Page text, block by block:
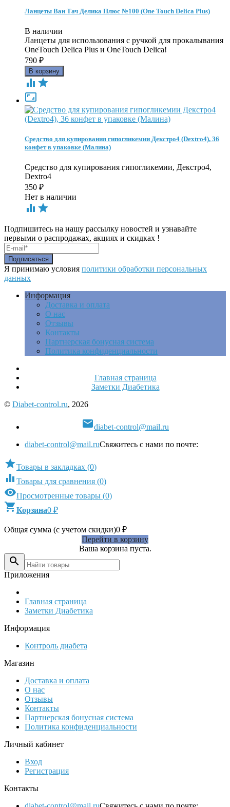
Ланцеты Ван Тач Делика Плюс №100 (One Touch Delica Plus)
В наличии
Ланцеты для использования с ручкой для прокалывания
OneTouch Delica Plus и OneTouch Delica!
790 ₽
 

Средство для купирования гипогликемии Декстро4 (Dextro4), 36
конфет в упаковке (Малина)
Средство для купирования гипогликемии, Декстро4,
Dextro4
350 ₽
Нет в наличии
 
Подпишитесь на нашу рассылку новостей и узнавайте
первыми о распродажах, акциях и скидках !
Я принимаю условия политики обработки персональных
данных
Информация
Доставка и оплата
О нас
Отзывы
Контакты
Партнерская бонусная система
Политика конфиденциальности
Главная страница
Заметки Диабетика
© Diabet-control.ru, 2026
diabet-control@mail.ru
diabet-control@mail.ruСвяжитесь с нами по почте:
Товары в закладках (0)
 Товары для сравнения (0)
Просмотренные товары (0)
Корзина0 ₽
Общая сумма (с учетом скидки)0 ₽
Перейти в корзину
Ваша корзина пуста.

Приложения
Главная страница
Заметки Диабетика
Информация
Контроль диабета
Магазин
Доставка и оплата
О нас
Отзывы
Контакты
Партнерская бонусная система
Политика конфиденциальности
Личный кабинет
Вход
Регистрация
Контакты